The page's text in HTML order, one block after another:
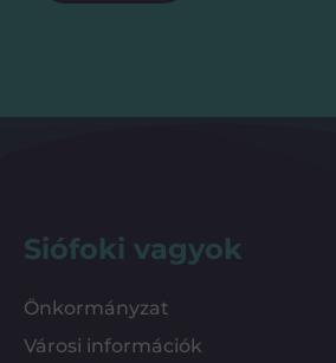
Siófoki vagyok
Önkormányzat
Városi információk